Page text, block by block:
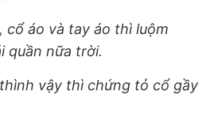
cổ áo và tay áo thì luộm
quần nữa trời.
vậy thì chứng tỏ cổ gầy